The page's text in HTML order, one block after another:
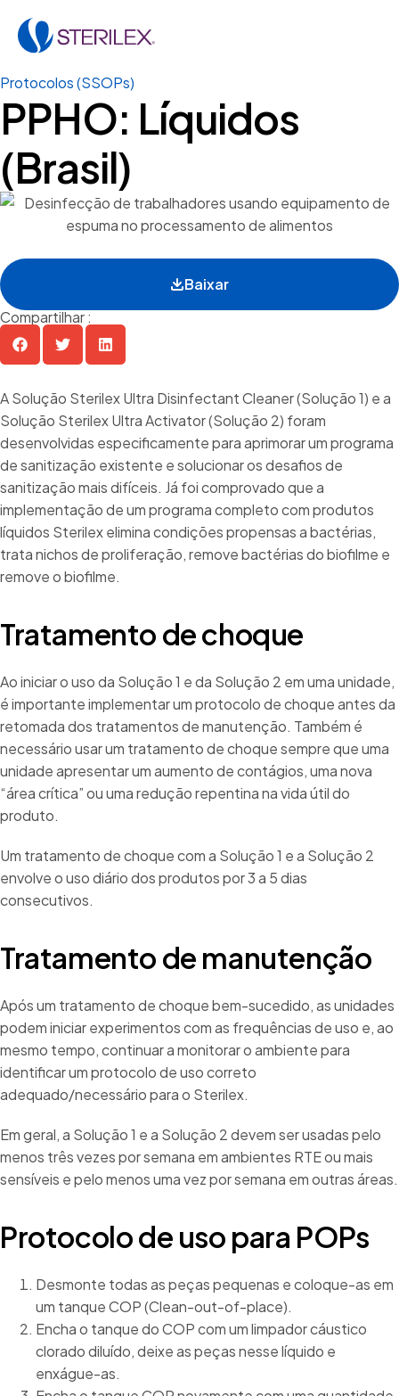
Protocolos (SSOPs)
PPHO: Líquidos
(Brasil)
Baixar
Compartilhar :
A Solução Sterilex Ultra Disinfectant Cleaner (Solução 1) e a
Solução Sterilex Ultra Activator (Solução 2) foram
desenvolvidas especificamente para aprimorar um programa
de sanitização existente e solucionar os desafios de
sanitização mais difíceis. Já foi comprovado que a
implementação de um programa completo com produtos
líquidos Sterilex elimina condições propensas a bactérias,
trata nichos de proliferação, remove bactérias do biofilme e
remove o biofilme.
Tratamento de choque
Ao iniciar o uso da Solução 1 e da Solução 2 em uma unidade,
é importante implementar um protocolo de choque antes da
retomada dos tratamentos de manutenção. Também é
necessário usar um tratamento de choque sempre que uma
unidade apresentar um aumento de contágios, uma nova
“área crítica” ou uma redução repentina na vida útil do
produto.
Um tratamento de choque com a Solução 1 e a Solução 2
envolve o uso diário dos produtos por 3 a 5 dias
consecutivos.
Tratamento de manutenção
Após um tratamento de choque bem-sucedido, as unidades
podem iniciar experimentos com as frequências de uso e, ao
mesmo tempo, continuar a monitorar o ambiente para
identificar um protocolo de uso correto
adequado/necessário para o Sterilex.
Em geral, a Solução 1 e a Solução 2 devem ser usadas pelo
menos três vezes por semana em ambientes RTE ou mais
sensíveis e pelo menos uma vez por semana em outras áreas.
Protocolo de uso para POPs
Desmonte todas as peças pequenas e coloque-as em
um tanque COP (Clean-out-of-place).
Encha o tanque do COP com um limpador cáustico
clorado diluído, deixe as peças nesse líquido e
enxágue-as.